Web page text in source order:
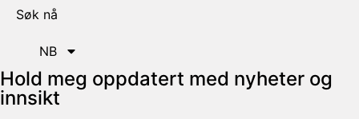
Søk nå
NB
Hold meg oppdatert med nyheter og
innsikt